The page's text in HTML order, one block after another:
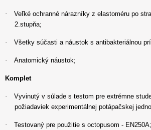
·
Veľké ochranné nárazníky z elastoméru po
2.stupňa;
· Všetky súčasti a náustok s antibakteriálnou
· Anatomický náustok;
Komplet
·
Vyvinutý v súlade s testom pre extrémne
požiadaviek experimentálnej potápačskej
· Testovaný pre použitie s octopusom - EN250A;